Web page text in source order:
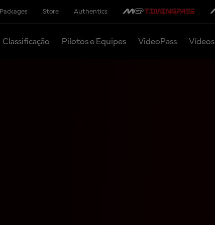
Packages Store Authentics
Classificação Pilotos e Equipes VideoPass Vídeos